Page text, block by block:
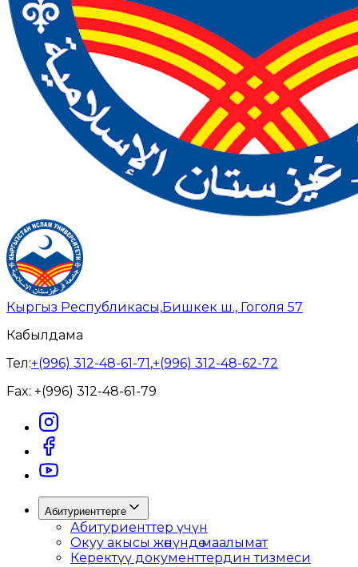
Кыргыз Республикасы,Бишкек ш., Гоголя 57
Кабылдама
Тел:+(996) 312-48-61-71 ,+(996) 312-48-62-72
Fax: +(996) 312-48-61-79
Абитуриенттерге
Абитуриенттер үчүн
Окуу акысы жөнүндө маалымат
Керектүү документтердин тизмеси